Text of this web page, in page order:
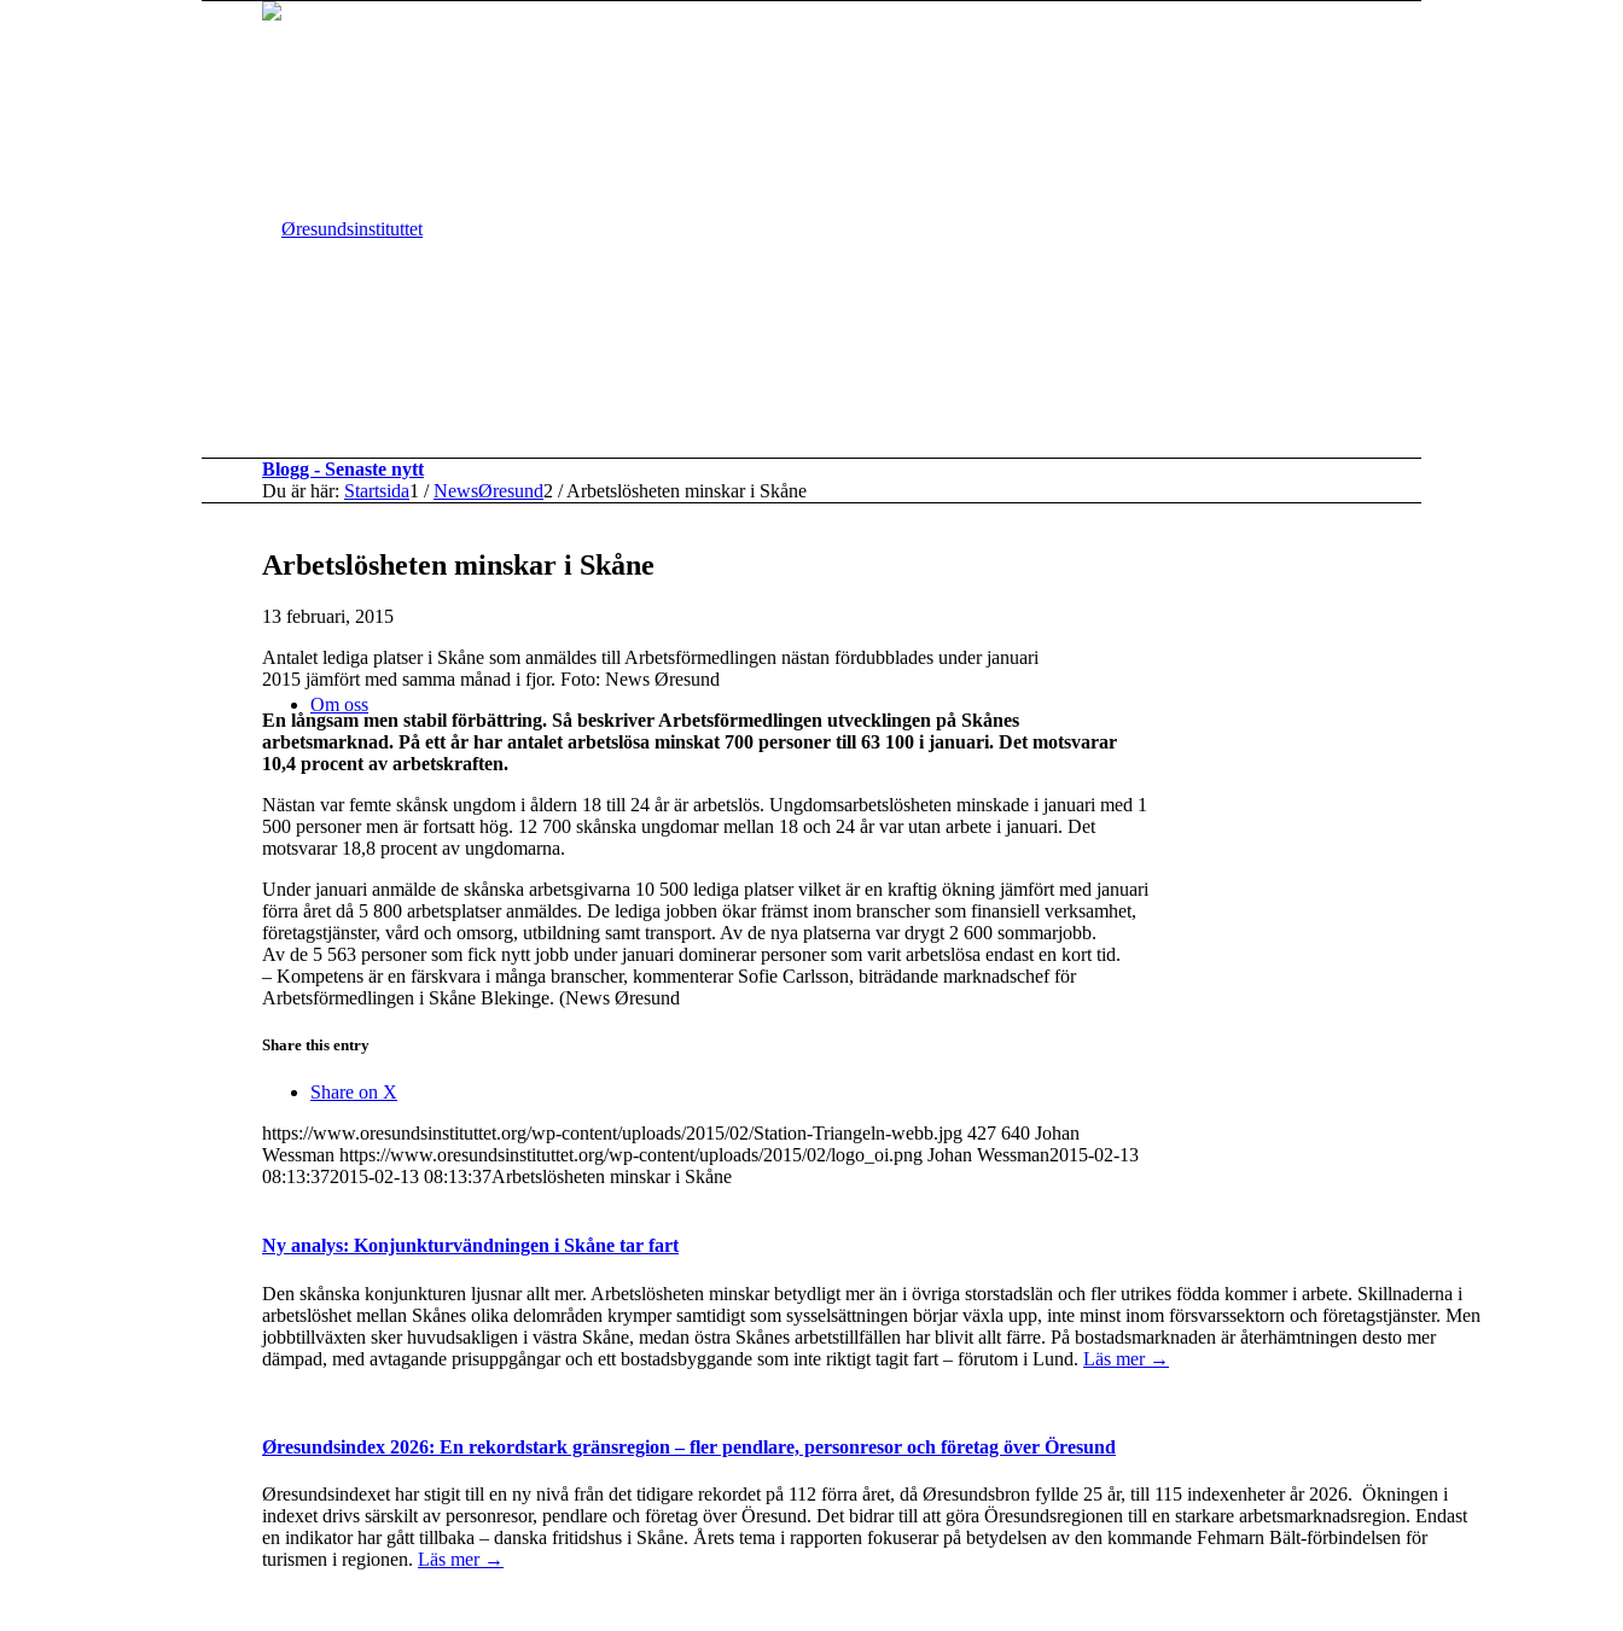
Om oss
Blogg - Senaste nytt
Du är här: Startsida1 / NewsØresund2 / Arbetslösheten minskar i Skåne
Arbetslösheten minskar i Skåne
13 februari, 2015
Antalet lediga platser i Skåne som anmäldes till Arbetsförmedlingen nästan fördubblades under januari
2015 jämfört med samma månad i fjor. Foto: News Øresund
En långsam men stabil förbättring. Så beskriver Arbetsförmedlingen utvecklingen på Skånes
arbetsmarknad. På ett år har antalet arbetslösa minskat 700 personer till 63 100 i januari. Det motsvarar
10,4 procent av arbetskraften.
Nästan var femte skånsk ungdom i åldern 18 till 24 år är arbetslös. Ungdomsarbetslösheten minskade i januari med 1
500 personer men är fortsatt hög. 12 700 skånska ungdomar mellan 18 och 24 år var utan arbete i januari. Det
motsvarar 18,8 procent av ungdomarna.
Under januari anmälde de skånska arbetsgivarna 10 500 lediga platser vilket är en kraftig ökning jämfört med januari
förra året då 5 800 arbetsplatser anmäldes. De lediga jobben ökar främst inom branscher som finansiell verksamhet,
företagstjänster, vård och omsorg, utbildning samt transport. Av de nya platserna var drygt 2 600 sommarjobb.
Av de 5 563 personer som fick nytt jobb under januari dominerar personer som varit arbetslösa endast en kort tid.
– Kompetens är en färskvara i många branscher, kommenterar Sofie Carlsson, biträdande marknadschef för
Arbetsförmedlingen i Skåne Blekinge. (News Øresund
Share this entry
Share on X
https://www.oresundsinstituttet.org/wp-content/uploads/2015/02/Station-Triangeln-webb.jpg 427 640 Johan
Wessman https://www.oresundsinstituttet.org/wp-content/uploads/2015/02/logo_oi.png Johan Wessman2015-02-13
08:13:372015-02-13 08:13:37Arbetslösheten minskar i Skåne
Ny analys: Konjunkturvändningen i Skåne tar fart
Den skånska konjunkturen ljusnar allt mer. Arbetslösheten minskar betydligt mer än i övriga storstadslän och fler utrikes födda kommer i arbete. Skillnaderna i
arbetslöshet mellan Skånes olika delområden krymper samtidigt som sysselsättningen börjar växla upp, inte minst inom försvarssektorn och företagstjänster. Men
jobbtillväxten sker huvudsakligen i västra Skåne, medan östra Skånes arbetstillfällen har blivit allt färre. På bostadsmarknaden är återhämtningen desto mer
dämpad, med avtagande prisuppgångar och ett bostadsbyggande som inte riktigt tagit fart – förutom i Lund. Läs mer →
Øresundsindex 2026: En rekordstark gränsregion – fler pendlare, personresor och företag över Öresund
Øresundsindexet har stigit till en ny nivå från det tidigare rekordet på 112 förra året, då Øresundsbron fyllde 25 år, till 115 indexenheter år 2026. Ökningen i
indexet drivs särskilt av personresor, pendlare och företag över Öresund. Det bidrar till att göra Öresundsregionen till en starkare arbetsmarknadsregion. Endast
en indikator har gått tillbaka – danska fritidshus i Skåne. Årets tema i rapporten fokuserar på betydelsen av den kommande Fehmarn Bält-förbindelsen för
turismen i regionen. Läs mer →